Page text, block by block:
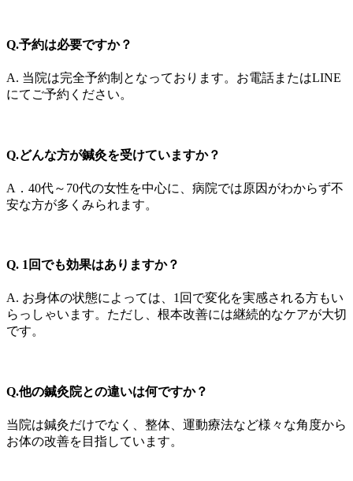
Q.予約は必要ですか？
A. 当院は完全予約制となっております。お電話またはLINE
にてご予約ください。
Q.どんな方が鍼灸を受けていますか？
A．40代～70代の女性を中心に、病院では原因がわからず不
安な方が多くみられます。
Q. 1回でも効果はありますか？
A. お身体の状態によっては、1回で変化を実感される方もい
らっしゃいます。ただし、根本改善には継続的なケアが大切
です。
Q.他の鍼灸院との違いは何ですか？
当院は鍼灸だけでなく、整体、運動療法など様々な角度から
お体の改善を目指しています。